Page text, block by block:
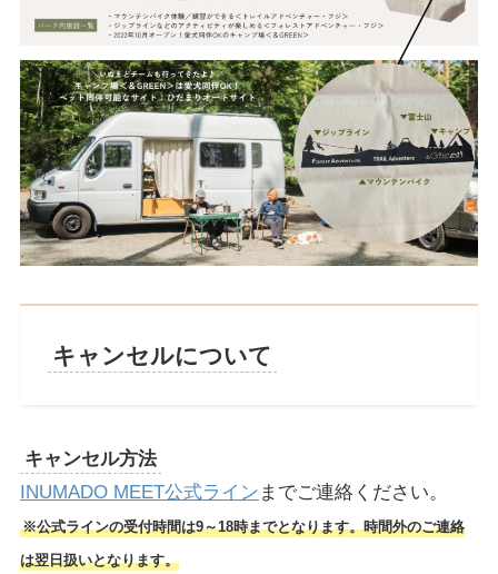
キャンセルについて
キャンセル方法
INUMADO MEET公式ライン までご連絡ください。
※公式ラインの受付時間は9～18時までとなります。時間外のご連絡
は翌日扱いとなります。